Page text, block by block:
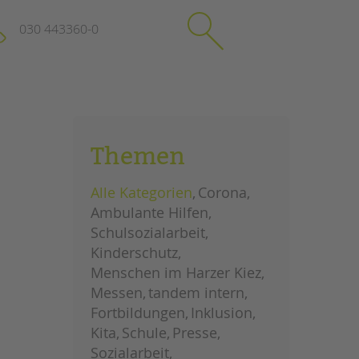
Impressum
Datenschutz
Hinweisgebersystem
Intranet
schließen
030 443360-0
SuchenThemen
Alle Kategorien Corona
Ambulante Hilfen
Schulsozialarbeit
Kinderschutz
Menschen im Harzer Kiez
Messen tandem intern
Fortbildungen Inklusion
Kita Schule Presse
Sozialarbeit